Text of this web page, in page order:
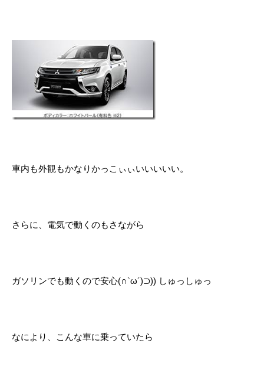
車内も外観もかなりかっこぃぃいいいいい。
さらに、電気で動くのもさながら
ガソリンでも動くので安心(∩`ω´)⊃)) しゅっしゅっ
なにより、こんな車に乗っていたら